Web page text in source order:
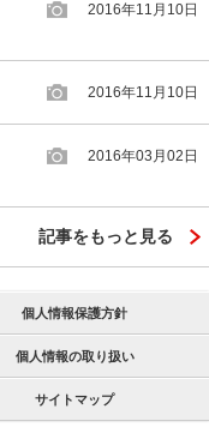
2016年11月10日
2016年11月10日
2016年03月02日
記事をもっと見る
個人情報保護方針
個人情報の取り扱い
サイトマップ